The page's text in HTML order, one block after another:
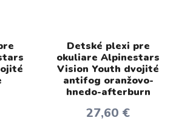
Detské plexi pre
okuliare Alpinestars
Vision Youth dvojité
antifog oranžovo-
hnedo-afterburn
27,60 €